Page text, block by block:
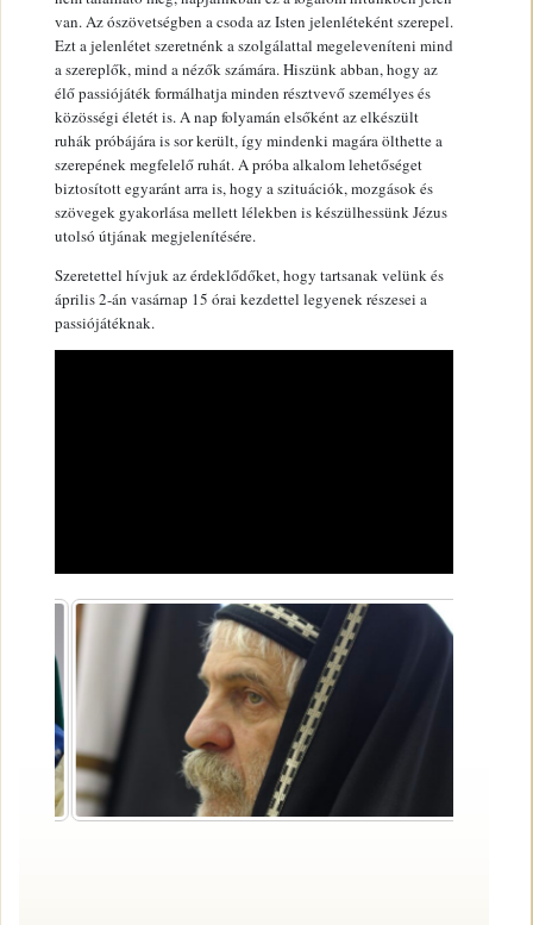
van. Az ószövetségben a csoda az Isten jelenléteként szerepel.
Ezt a jelenlétet szeretnénk a szolgálattal megeleveníteni mind
a szereplők, mind a nézők számára. Hiszünk abban, hogy az
élő passiójáték formálhatja minden résztvevő személyes és
közösségi életét is. A nap folyamán elsőként az elkészült
ruhák próbájára is sor került, így mindenki magára ölthette a
szerepének megfelelő ruhát. A próba alkalom lehetőséget
biztosított egyaránt arra is, hogy a szituációk, mozgások és
szövegek gyakorlása mellett lélekben is készülhessünk Jézus
utolsó útjának megjelenítésére.
Szeretettel hívjuk az érdeklődőket, hogy tartsanak velünk és
április 2-án vasárnap 15 órai kezdettel legyenek részesei a
passiójátéknak.